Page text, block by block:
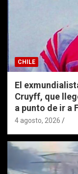
CHILE
El
Cruyff, que
a punto de ir a
4 agosto, 2026